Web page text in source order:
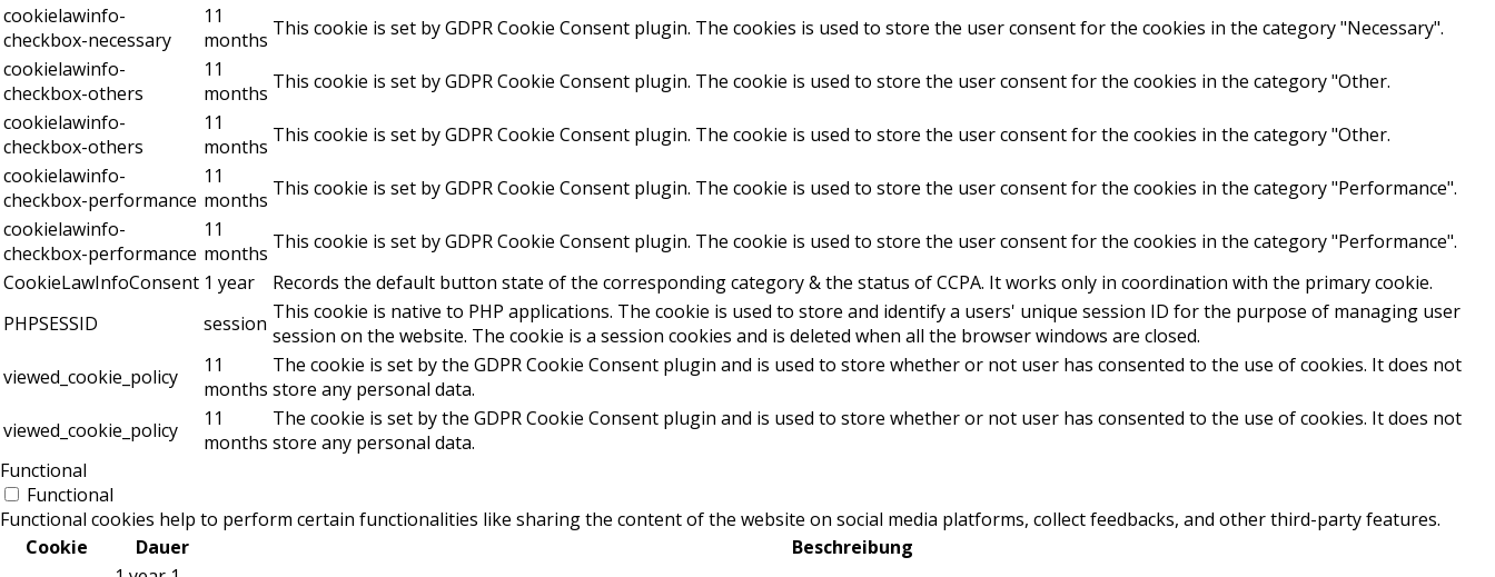
cookielawinfo-
checkbox-necessary
11
months This cookie is set by GDPR Cookie Consent plugin. The cookies is used to store the user consent for the cookies in the category "Necessary".
cookielawinfo-
checkbox-others
11
months This cookie is set by GDPR Cookie Consent plugin. The cookie is used to store the user consent for the cookies in the category "Other.
cookielawinfo-
checkbox-others
11
months This cookie is set by GDPR Cookie Consent plugin. The cookie is used to store the user consent for the cookies in the category "Other.
cookielawinfo-
checkbox-performance
11
months This cookie is set by GDPR Cookie Consent plugin. The cookie is used to store the user consent for the cookies in the category "Performance".
cookielawinfo-
checkbox-performance
11
months This cookie is set by GDPR Cookie Consent plugin. The cookie is used to store the user consent for the cookies in the category "Performance".
CookieLawInfoConsent 1 year
Records the default button state of the corresponding category & the status of CCPA. It works only in coordination with the primary cookie.
PHPSESSID
session This cookie is native to PHP applications. The cookie is used to store and identify a users' unique session ID for the purpose of managing user
session on the website. The cookie is a session cookies and is deleted when all the browser windows are closed.
viewed_cookie_policy
11
months
The cookie is set by the GDPR Cookie Consent plugin and is used to store whether or not user has consented to the use of cookies. It does not
store any personal data.
viewed_cookie_policy
11
months
The cookie is set by the GDPR Cookie Consent plugin and is used to store whether or not user has consented to the use of cookies. It does not
store any personal data.
Functional
Functional
Functional cookies help to perform certain functionalities like sharing the content of the website on social media platforms, collect feedbacks, and other third-party features.
Cookie
Dauer
Beschreibung